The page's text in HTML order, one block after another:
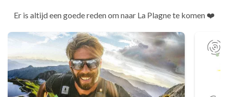
Er is altijd een goede reden om naar La Plagne te komen ❤️